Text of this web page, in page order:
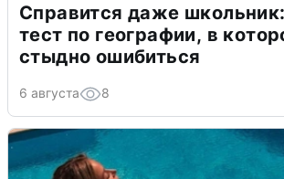
Справится даже
тест по географии, в
стыдно ошибиться
6 августа 8